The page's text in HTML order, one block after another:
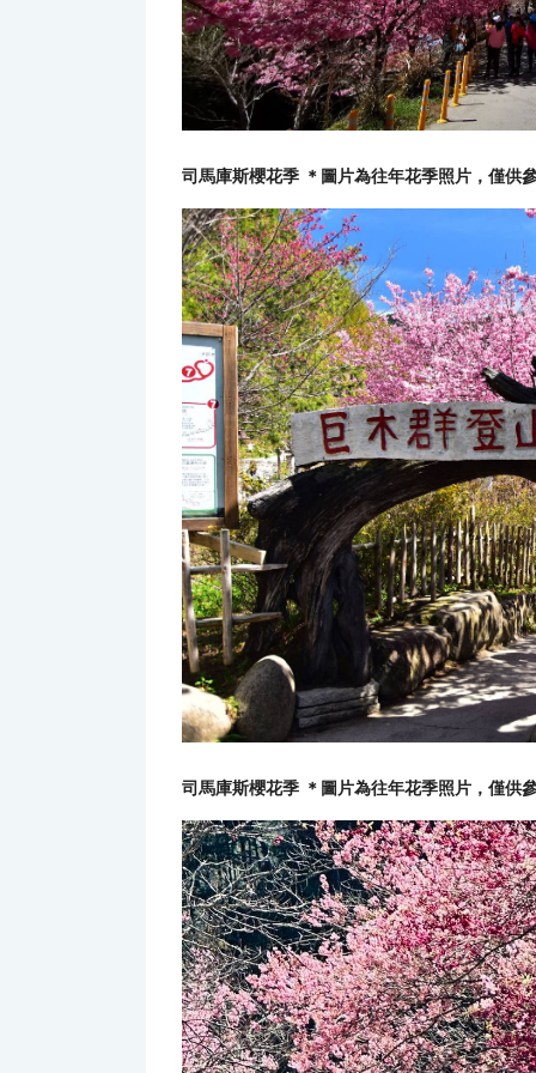
司馬庫斯櫻花季 ＊圖片為往年花季照片，僅供
司馬庫斯櫻花季 ＊圖片為往年花季照片，僅供